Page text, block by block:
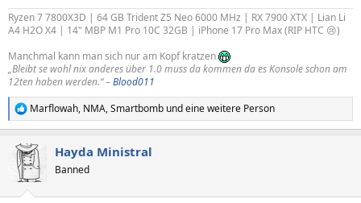
Ryzen 7 7800X3D | 64 GB Trident Z5 Neo 6000 MHz | RX 7900 XTX | Lian Li
A4 H2O X4 | 14" MBP M1 Pro 10C 32GB | iPhone 17 Pro Max (RIP HTC 😢)
Manchmal kann man sich nur am Kopf kratzen
„Bleibt se wohl nix anderes über 1.0 muss da kommen da es Konsole schon am
12ten haben werden.“ –Blood011
R
e
k
Marflowah, NMA,Smartbomb und eine weitere Person
Hayda Ministral
Banned